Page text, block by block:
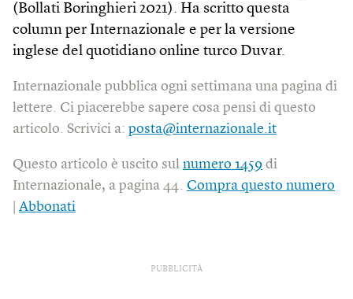
(Bollati Boringhieri 2021). Ha scritto questa
column per Internazionale e per la versione
inglese del quotidiano online turco Duvar.
Internazionale pubblica ogni settimana una pagina di
lettere. Ci piacerebbe sapere cosa pensi di questo
articolo. Scrivici a: posta@internazionale.it
Questo articolo è uscito sul numero 1459 di
Internazionale, a pagina 44. Compra questo numero
Abbonati
PUBBLICITÀ